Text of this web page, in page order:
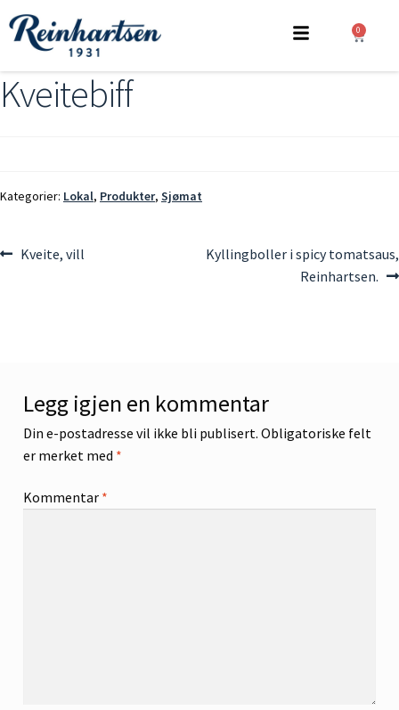
0
Kveitebiff
Kategorier: Lokal, Produkter, Sjømat
Kveite, vill
Kyllingboller i spicy tomatsaus,
Reinhartsen.
Legg igjen en kommentar
Din e-postadresse vil ikke bli publisert. Obligatoriske felt
er merket med *
Kommentar *